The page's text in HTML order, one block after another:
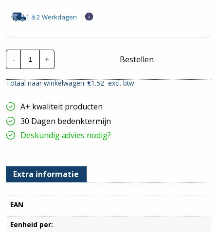
1 á 2 Werkdagen
-
CTie
140x3.6mm
Standaard
Tyraps
|
Per
100
stuks
hoeveelheid
+ Bestellen
Totaal naar winkelwagen: €1.52excl. btw
A+ kwaliteit producten
30 Dagen bedenktermijn
Deskundig advies nodig?
Extra informatie
EAN
Eenheid per: